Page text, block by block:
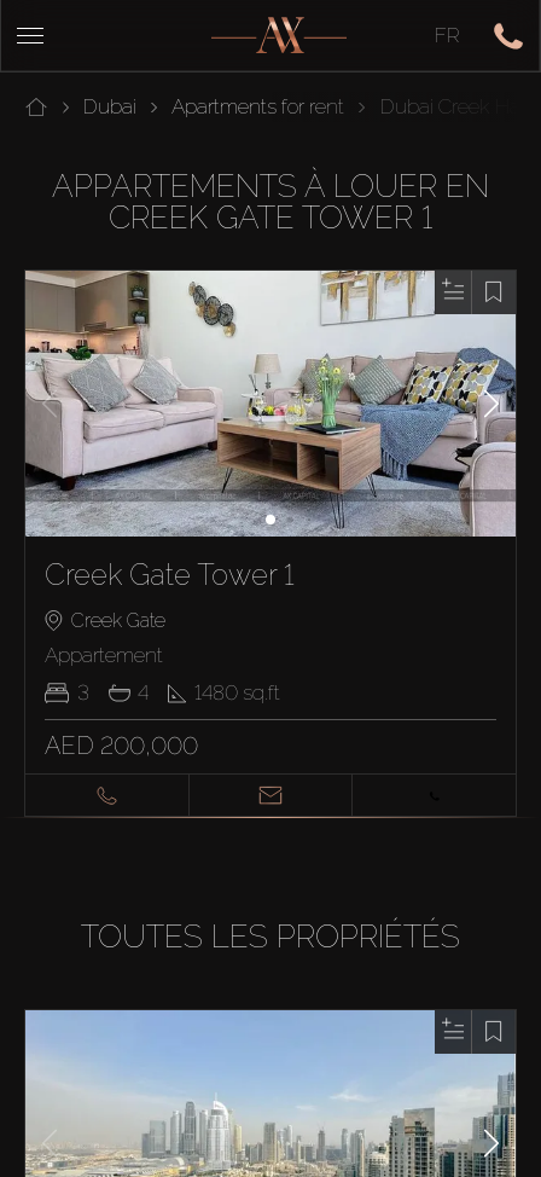
FR
Dubai Apartments for rent Dubai Creek
APPARTEMENTS À LOUER EN
CREEK GATE TOWER 1
Creek Gate Tower 1
Creek Gate
Appartement
3
4 1480 sq.ft
AED 200,000
TOUTES LES PROPRIÉTÉS